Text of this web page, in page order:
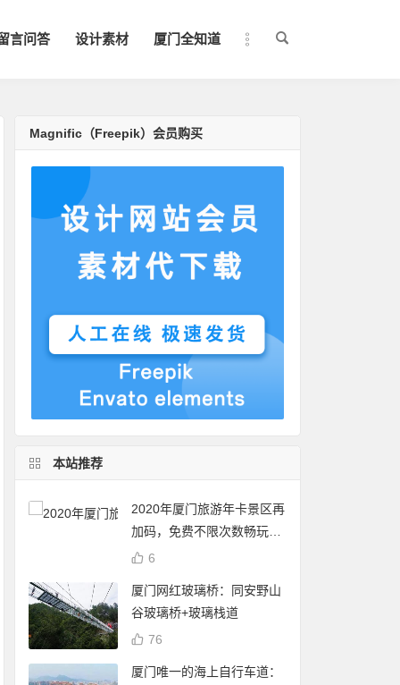
言问答 设计素材 厦门全知道
Magnific（Freepik）会员购买
本站推荐
2020年厦门旅游年卡景区再
加码，免费不限次数畅玩24
个景点
6
厦门网红玻璃桥：同安野山
谷玻璃桥+玻璃栈道
76
厦门唯一的海上自行车道：